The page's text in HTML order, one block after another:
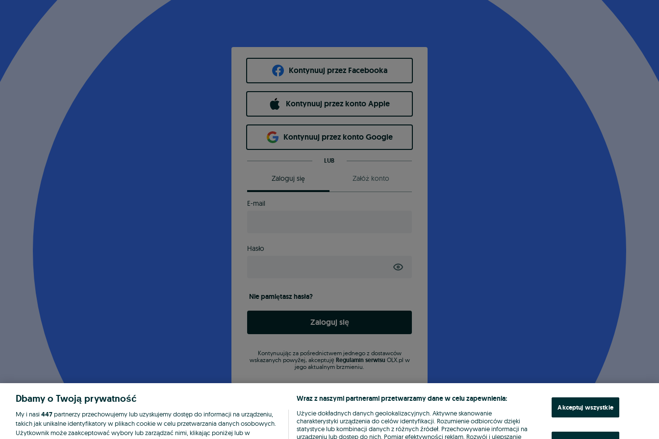
Kontynuuj przez Facebooka
Kontynuuj przez konto Apple
Kontynuuj przez konto Google
LUB
Zaloguj się Załóż konto
E-mail
Hasło
Nie pamiętasz hasła?
Zaloguj się
Kontynuując za pośrednictwem jednego z dostawców
wskazanych powyżej, akceptuję Regulamin serwisu OLX.pl w
jego aktualnym brzmieniu.
Dbamy o Twoją prywatność
My i nasi 447partnerzy przechowujemy lub uzyskujemy dostęp do informacji na urządzeniu,
takich jak unikalne identyfikatory w plikach cookie w celu przetwarzania danych osobowych.
Użytkownik może zaakceptować wybory lub zarządzać nimi, klikając poniżej lub w
Wraz z naszymi partnerami przetwarzamy dane w celu zapewnienia:
Użycie dokładnych danych geolokalizacyjnych. Aktywne skanowanie
charakterystyki urządzenia do celów identyfikacji. Rozumienie odbiorców dzięki
statystyce lub kombinacji danych z różnych źródeł. Przechowywanie informacji na
urządzeniu lub dostęp do nich. Pomiar efektywności reklam. Rozwój i ulepszanie
Akceptuj wszystkie